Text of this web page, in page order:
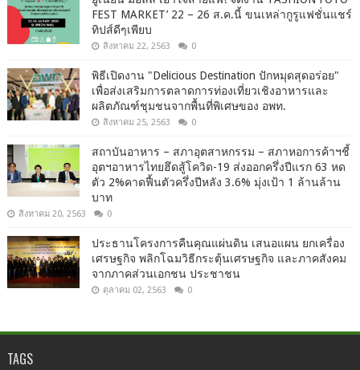
FEST MARKET’ 22 – 26 ส.ค.นี้ ขนเหล่ากูรูแฟชั่นแชร์
ทิปส์ดีๆเพียบ
สิงหาคม 22, 2563 0
พิธีเปิดงาน "Delicious Destination ปักหมุดสุดอร่อย"
เพื่อส่งเสริมการตลาดการท่องเที่ยวเชิงอาหารและ
ผลิตภัณฑ์ชุมชนจากพื้นที่พิเศษของ อพท.
สิงหาคม 25, 2563 0
สถาบันอาหาร – สภาอุตสาหกรรม – สภาหอการค้าฯชี้
อุตฯอาหารไทยฮึดสู้โควิด-19 ส่งออกครึ่งปีแรก 63 หด
ตัว 2%คาดฟื้นตัวครึ่งปีหลัง 3.6% มุ่งเป้า 1 ล้านล้าน
บาท
สิงหาคม 20, 2563 0
ประธานโครงการคืนคุณแผ่นดิน เสนอแผน ยกเครื่อง
เศรษฐกิจ พลิกโฉมวิธีกระตุ้นเศรษฐกิจ และภาคสังคม
จากภาคส่วนเอกชน ประชาชน
ตุลาคม 02, 2563 0
TAGS